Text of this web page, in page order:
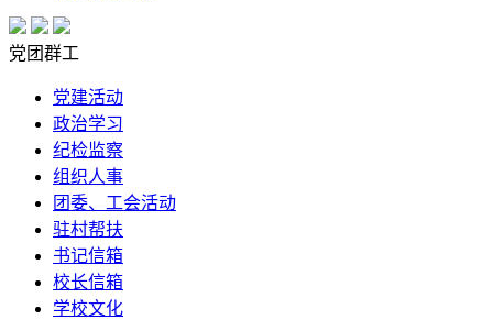
党团群工
党建活动
政治学习
纪检监察
组织人事
团委、工会活动
驻村帮扶
书记信箱
校长信箱
学校文化